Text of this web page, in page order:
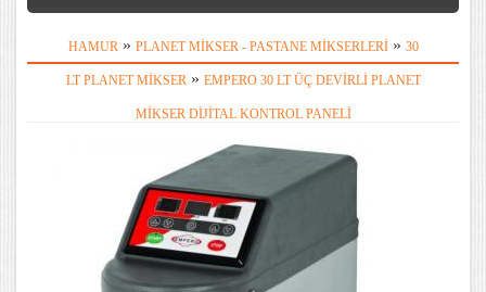
HAMUR » PLANET MIKSER - PASTANE MIKSERLERI» 30
LT PLANET MIKSER » EMPERO 30 LT ÜÇ DEVIRLI PLANET
MIKSER DIJITAL KONTROL PANELI